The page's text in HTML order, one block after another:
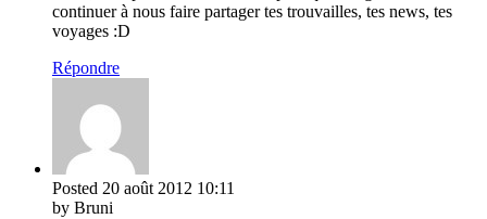
continuer à nous faire partager tes trouvailles, tes news, tes
voyages :D
Répondre
Posted 20 août 2012 10:11
by Bruni